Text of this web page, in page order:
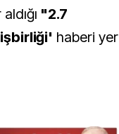
"2.7
haberi yer